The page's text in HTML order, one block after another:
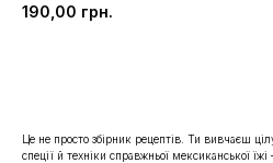
190,00 грн.
Це не просто збірник рецептів. Ти вивчаєш
спеції й техніки справжньої мексиканської